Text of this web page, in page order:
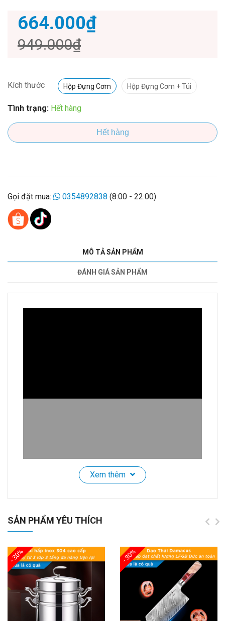
664.000₫
949.000₫
Kích thước Hộp Đựng Cơm Hộp Đựng Cơm + Túi
Tình trạng: Hết hàng
Hết hàng
Gọi đặt mua: 0354892838 (8:00 - 22:00)
MÔ TẢ SẢN PHẨM
ĐÁNH GIÁ SẢN PHẨM
4 Ngăn Kèm Hộp Canh, Chống Tràn, Đạt Chất
Lượng LFGB Đức
🌟Giới Thiệu Sản Phẩm
Khám pháHộp Đựng Cơm Inox 316L Cao Cấp
, sự
lựa chọn lý tưởng để bảo quản cơm và thực phẩm
cho gia đình bạn. Với
chất liệu inox 316L
cao cấp, an
toàn cho sức khỏe và kháng khuẩn, hộp đựng này
không chỉ bền bỉ mà còn giúp bảo quản thực phẩm tốt
Xem thêm
SẢN PHẨM YÊU THÍCH
- 30% - 30%